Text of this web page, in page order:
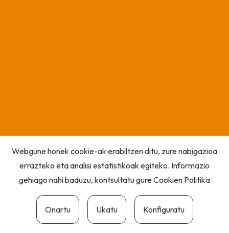
Webgune honek cookie-ak erabiltzen ditu, zure nabigazioa
errazteko eta analisi estatistikoak egiteko. Informazio
gehiago nahi baduzu, kontsultatu gureCookien Politika
Onartu Ukatu Konfiguratu